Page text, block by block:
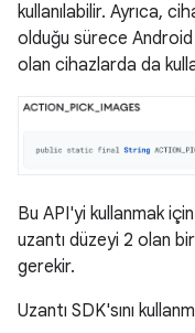
kullanılabilir. Ayrıca,
olduğu sürece
olan cihazlarda da
Bu API'yi kullanmak
uzantı düzeyi 2 olan
gerekir.
Uzantı SDK'sını